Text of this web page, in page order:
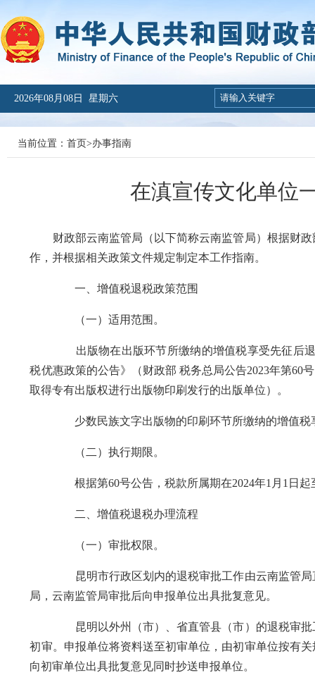
2026年08月08日 星期六
当前位置： 首页>办事指南
在滇宣传文化单位
财政部云南监管局（以下简称云南监管局）根据财政
作，并根据相关政策文件规定制定本工作指南。
一、增值税退税政策范围
（一）适用范围。
出版物在出版环节所缴纳的增值税享受先征后退优
税优惠政策的公告》（财政部 税务总局公告2023年第60
取得专有出版权进行出版物印刷发行的出版单位）。
少数民族文字出版物的印刷环节所缴纳的增值税享
（二）执行期限。
根据第60号公告，税款所属期在2024年1月1日起至
二、增值税退税办理流程
（一）审批权限。
昆明市行政区划内的退税审批工作由云南监管局直
局，云南监管局审批后向申报单位出具批复意见。
昆明以外州（市）、省直管县（市）的退税审批工
初审。申报单位将资料送至初审单位，由初审单位按有
向初审单位出具批复意见同时抄送申报单位。